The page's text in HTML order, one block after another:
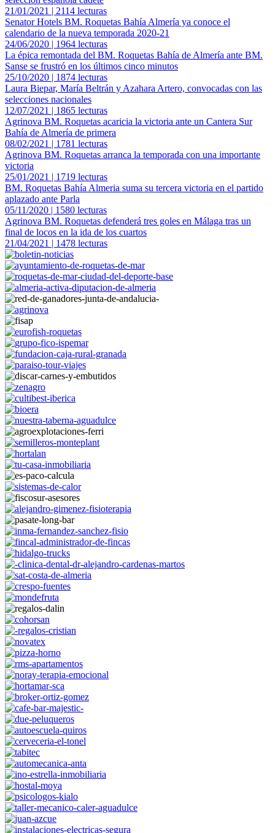
21/01/2021 | 2114 lecturas
Senator Hotels BM. Roquetas Bahía Almería ya conoce el
calendario de la nueva temporada 2020-21
24/06/2020 | 1964 lecturas
La épica remontada del BM. Roquetas Bahía de Almería ante BM.
Sanse se frustró en los últimos cinco minutos
25/10/2020 | 1874 lecturas
Laura Biepar, María Beltrán y Azahara Artero, convocadas con las
selecciones nacionales
12/07/2021 | 1865 lecturas
Agrinova BM. Roquetas acaricia la victoria ante un Cantera Sur
Bahía de Almería de primera
08/02/2021 | 1781 lecturas
Agrinova BM. Roquetas arranca la temporada con una importante
victoria
25/01/2021 | 1719 lecturas
BM. Roquetas Bahía Almeria suma su tercera victoria en el partido
aplazado ante Parla
05/11/2020 | 1580 lecturas
Agrinova BM. Roquetas defenderá tres goles en Málaga tras un
final de locos en la ida de los cuartos
21/04/2021 | 1478 lecturas